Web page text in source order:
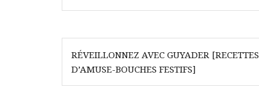
Navigation
de
l’article
RÉVEILLONNEZ AVEC GUYADER [RECETTES
D’AMUSE-BOUCHES FESTIFS]